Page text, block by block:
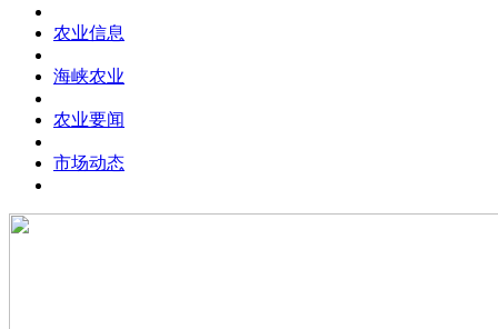
农业信息
海峡农业
农业要闻
市场动态